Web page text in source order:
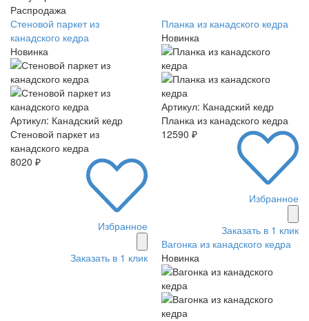
Распродажа
Стеновой паркет из
канадского кедра
Новинка
Артикул: Канадский кедр
Стеновой паркет из
канадского кедра
8020 ₽
Избранное
Заказать в 1 клик
Планка из канадского кедра
Новинка
Артикул: Канадский кедр
Планка из канадского кедра
12590 ₽
Избранное
Заказать в 1 клик
Вагонка из канадского кедра
Новинка